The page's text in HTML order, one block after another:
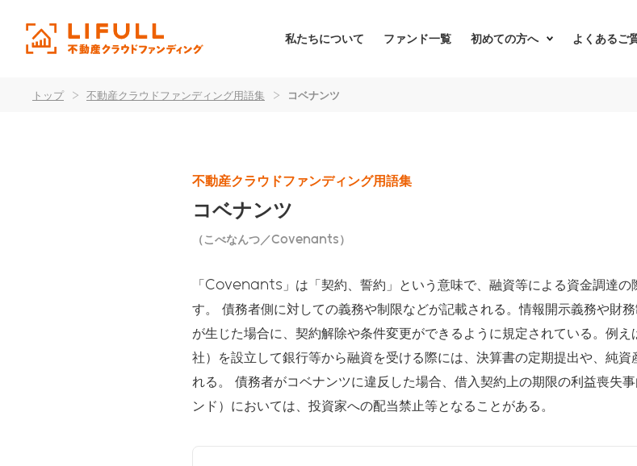
私たちについて ファンド一覧 初めての方へ よくあるご
トップ > 不動産クラウドファンディング用語集 > コベナンツ
不動産クラウドファンディング用語集
コベナンツ
（こべなんつ／Covenants）
「Covenants」は「契約、誓約」という意味で、融資等による資金調達の
す。 債務者側に対しての義務や制限などが記載される。情報開示義務や財
が生じた場合に、契約解除や条件変更ができるように規定されている。例え
社）を設立して銀行等から融資を受ける際には、決算書の定期提出や、純
れる。 債務者がコベナンツに違反した場合、借入契約上の期限の利益喪失
ンド）においては、投資家への配当禁止等となることがある。